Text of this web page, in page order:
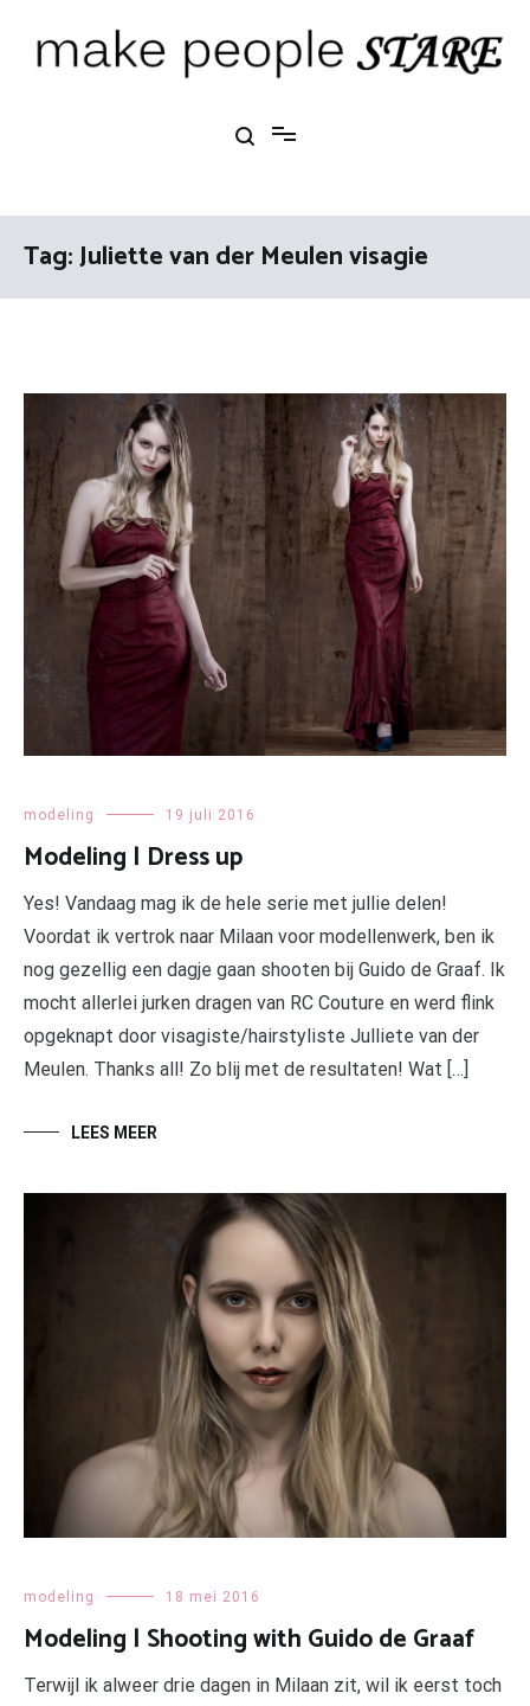
Tag:Juliette van der Meulen visagie
modeling 19 juli 2016
Modeling | Dress up
Yes! Vandaag mag ik de hele serie met jullie delen!
Voordat ik vertrok naar Milaan voor modellenwerk, ben ik
nog gezellig een dagje gaan shooten bij Guido de Graaf. Ik
mocht allerlei jurken dragen van RC Couture en werd flink
opgeknapt door visagiste/hairstyliste Julliete van der
Meulen. Thanks all! Zo blij met de resultaten! Wat […]
LEES MEER
modeling 18 mei 2016
Modeling | Shooting with Guido de Graaf
Terwijl ik alweer drie dagen in Milaan zit, wil ik eerst toch